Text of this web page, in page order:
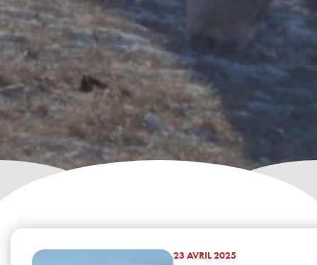
23 AVRIL 2025